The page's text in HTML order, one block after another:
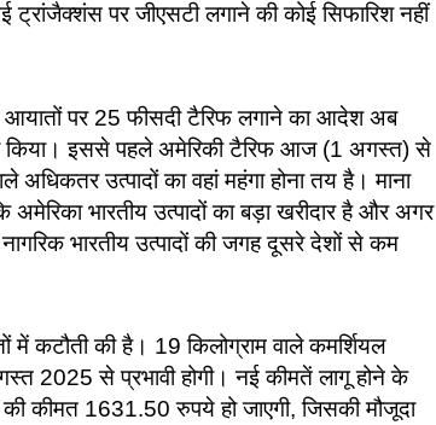
पर जीएसटी लगाने की कोई सिफारिश नहीं
आयातों पर 25 फीसदी टैरिफ लगाने का आदेश अब
किया। इससे पहले अमेरिकी टैरिफ आज (1 अगस्त) से
अधिकतर उत्पादों का वहां महंगा होना तय है। माना
भारतीय उत्पादों का बड़ा खरीदार है और अगर
भारतीय उत्पादों की जगह दूसरे देशों से कम
में कटौती की है। 19 किलोग्राम वाले कमर्शियल
2025 से प्रभावी होगी। नई कीमतें लागू होने के
कीमत 1631.50 रुपये हो जाएगी, जिसकी मौजूदा